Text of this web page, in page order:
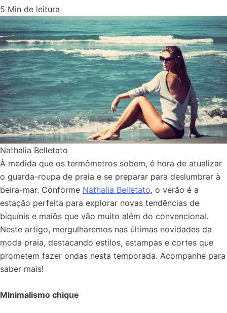
5 Min de leitura
Nathalia Belletato
À medida que os termômetros sobem, é hora de atualizar
o guarda-roupa de praia e se preparar para deslumbrar à
beira-mar. Conforme Nathalia Belletato, o verão é a
estação perfeita para explorar novas tendências de
biquínis e maiôs que vão muito além do convencional.
Neste artigo, mergulharemos nas últimas novidades da
moda praia, destacando estilos, estampas e cortes que
prometem fazer ondas nesta temporada. Acompanhe para
saber mais!
Minimalismo chique